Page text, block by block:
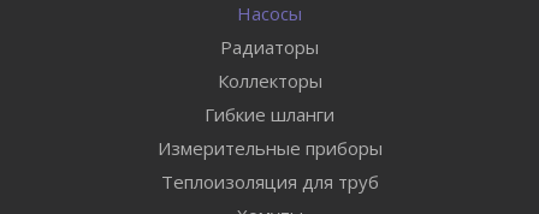
Насосы
Радиаторы
Коллекторы
Гибкие шланги
Измерительные приборы
Теплоизоляция для труб